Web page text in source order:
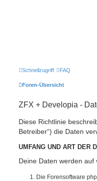
Schnellzugriff FAQ
Foren-Übersicht
ZFX + Developia -
Diese Richtlinie
Betreiber“) die Daten
UMFANG UND ART DER
Deine Daten werden auf
Die Forensoftware